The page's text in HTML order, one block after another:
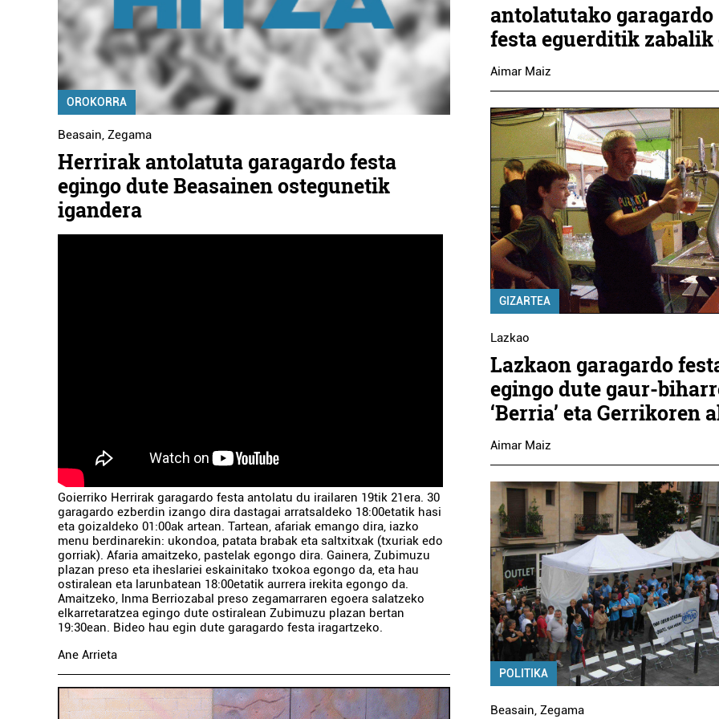
OROKORRA
Beasain, Zegama
Herrirak antolatuta garagardo festa
egingo dute Beasainen ostegunetik
igandera
Goierriko Herrirak garagardo festa antolatu du irailaren 19tik 21era. 30
garagardo ezberdin izango dira dastagai arratsaldeko 18:00etatik hasi
eta goizaldeko 01:00ak artean. Tartean, afariak emango dira, iazko
menu berdinarekin: ukondoa, patata brabak eta saltxitxak (txuriak edo
gorriak). Afaria amaitzeko, pastelak egongo dira. Gainera, Zubimuzu
plazan preso eta iheslariei eskainitako txokoa egongo da, eta hau
ostiralean eta larunbatean 18:00etatik aurrera irekita egongo da.
Amaitzeko, Inma Berriozabal preso zegamarraren egoera salatzeko
elkarretaratzea egingo dute ostiralean Zubimuzu plazan bertan
19:30ean. Bideo hau egin dute garagardo festa iragartzeko.
Ane Arrieta
antolatutako garagardo
festa eguerditik zabalik
Aimar Maiz
GIZARTEA
Lazkao
Lazkaon garagardo
egingo dute gaur-
‘Berria’ eta Gerrikoren
Aimar Maiz
POLITIKA
Beasain,Zegama